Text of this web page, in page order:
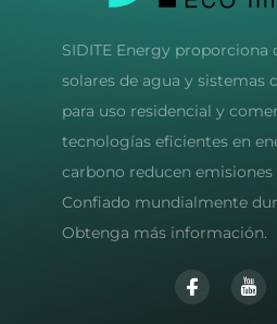
SIDITE Energy proporciona
solares de agua y sistemas
para uso residencial y
tecnologías eficientes en
carbono reducen emisiones
Confiado mundialmente
Obtenga más información.